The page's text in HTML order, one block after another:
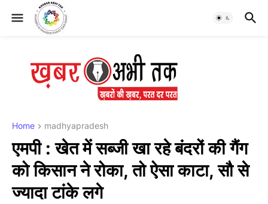
Home madhyapradesh
एमपी : खेत में सब्जी खा रहे बंदरों की गैंग
को किसान ने रोका, तो ऐसा काटा, सौ से
ज्यादा टांके लगे